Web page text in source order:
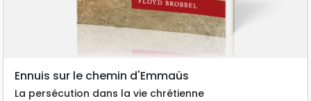
Ennuis sur le chemin d'Emmaüs
La persécution dans la vie chrétienne